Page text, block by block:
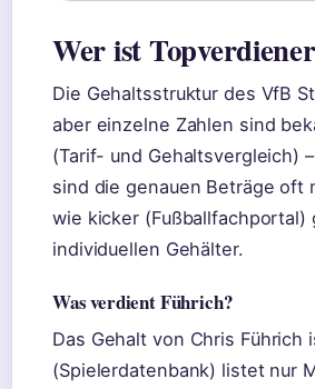
Wer ist
Die Gehaltsstruktur des VfB
aber einzelne Zahlen sind
(Tarif- und Gehaltsvergleich)
sind die genauen Beträge oft
wie kicker
individuellen Gehälter.
Was verdient Führich?
Das Gehalt von Chris
(Spielerdatenbank) listet nur